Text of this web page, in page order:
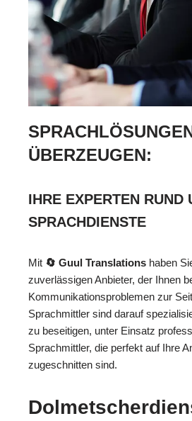
ÜBERZEUGEN:
IHRE EXPERTEN RUND
SPRACHDIENSTE
Mit 🔄 Guul Translations haben
zuverlässigen Anbieter, der Ihnen
Kommunikationsproblemen zur
Sprachmittler sind darauf
zu beseitigen, unter Einsatz
Sprachmittler, die perfekt auf Ihre
zugeschnitten sind.